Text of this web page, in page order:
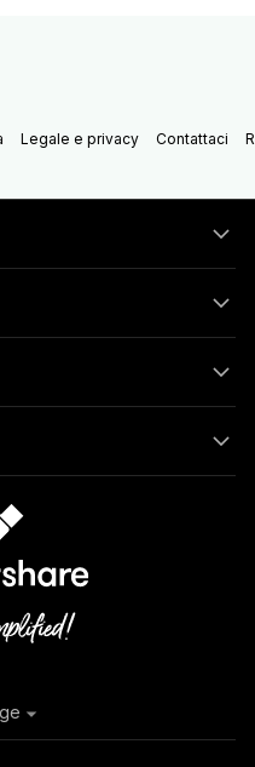
Legale e privacy Contattaci